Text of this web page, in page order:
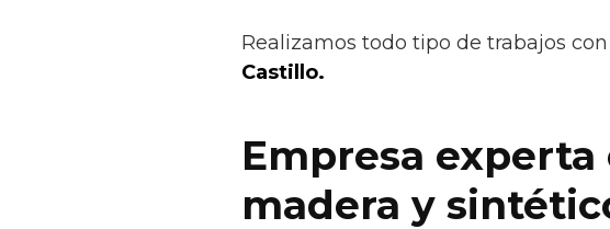
Realizamos todo tipo de trabajos
Castillo.
Empresa
madera y